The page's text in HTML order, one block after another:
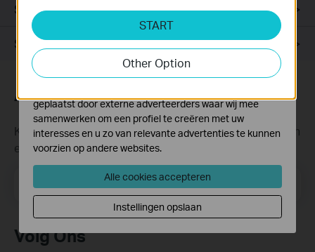
Specificaties
Support
Abonneer
Krijg updates over nieuwe producten, samenwerkingen
en ander interessant nieuws
Email Address Meld je aan
Volg Ons
START
Other Option
Analyse en Marketing Cookies
Cookies voor analyse geven ons de mogelijkheid uw
activiteiten op onze website te volgen en zo de
functionaliteit van de website aan te passen en te
verbeteren.
geplaatst door externe adverteerders waar wij mee
samenwerken om een profiel te creëren met uw
interesses en u zo van relevante advertenties te kunnen
voorzien op andere websites.
Alle cookies accepteren
Instellingen opslaan